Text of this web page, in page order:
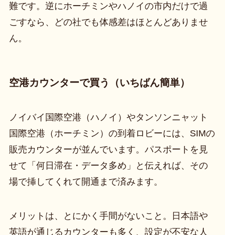
難です。逆にホーチミンやハノイの市内だけで過
ごすなら、どの社でも体感差はほとんどありませ
ん。
空港カウンターで買う（いちばん簡単）
ノイバイ国際空港（ハノイ）やタンソンニャット
国際空港（ホーチミン）の到着ロビーには、SIMの
販売カウンターが並んでいます。パスポートを見
せて「何日滞在・データ多め」と伝えれば、その
場で挿してくれて開通まで済みます。
メリットは、とにかく手間がないこと。日本語や
英語が通じるカウンターも多く、設定が不安な人